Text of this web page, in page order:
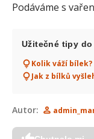
Podáváme s
Užitečné tipy
Kolik váží bílek?
Jak z bílků
Autor: